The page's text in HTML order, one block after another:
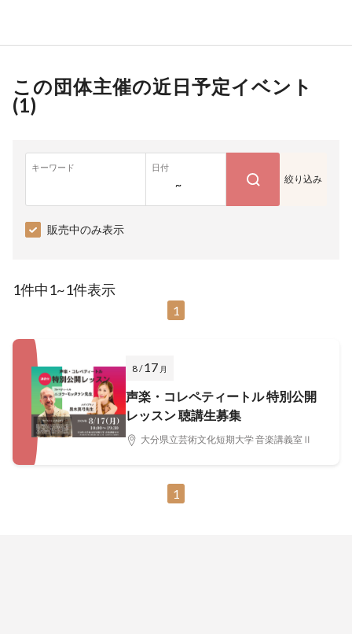
この団体主催の近日予定イベント
(1)
キーワード 日付
~ 絞り込み
販売中のみ表示
1件中1~1件表示
1
8 /17 月
声楽・コレペティートル 特別公開
レッスン 聴講生募集
大分県立芸術文化短期大学 音楽講義室Ⅱ
1